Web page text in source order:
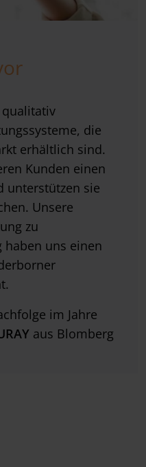
qualitativ
die
erhältlich sind.
Kunden einen
unterstützen sie
Unsere
zu
haben uns einen
im Jahre
aus Blomberg